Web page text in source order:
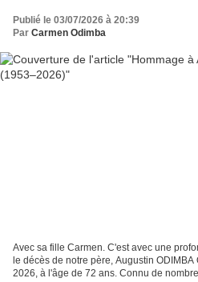
Publié le 03/07/2026 à 20:39
Par Carmen Odimba
Avec sa fille Carmen. C'est avec une
le décès de notre père, Augustin ODIMBA
2026, à l'âge de 72 ans. Connu de